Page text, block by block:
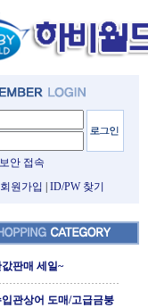
보안 접속
회원가입
ID/PW 찾기
값판매 세일~
입관상어 도매/고급금붕